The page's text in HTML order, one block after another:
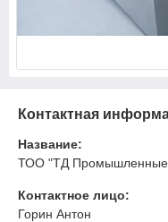
Контактная
Название:
ТОО "ТД
Контактное лицо:
Горин Антон